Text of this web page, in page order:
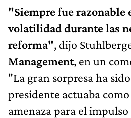
"Siempre fue razonable
volatilidad durante las
reforma", dijo
Management, en un
"La gran sorpresa ha
presidente actuaba
amenaza para el